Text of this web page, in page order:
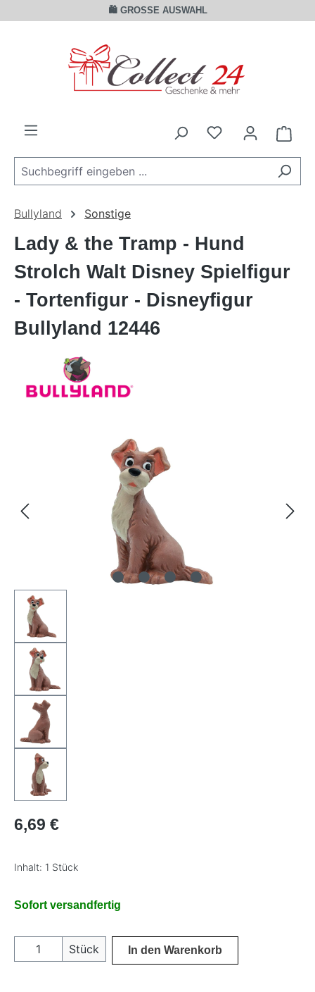
Zum Hauptinhalt springen🛍️ GROSSE AUSWAHL
Bullyland Sonstige
Lady & the Tramp - Hund
Strolch Walt Disney Spielfigur
- Tortenfigur - Disneyfigur
Bullyland 12446
Bildergalerie überspringen
Regulärer Preis:
6,69 €
Inhalt: 1 Stück
Sofort versandfertig
Produkt Anzahl: Gib den gewünschten
Stück In den Warenkorb